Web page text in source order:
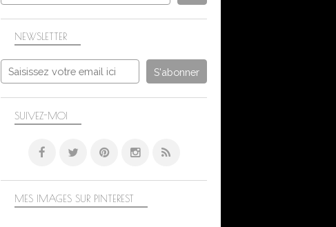
SAISON
FEUILLES
A PIC
NEWSLETTER
SUIVEZ-MOI
MES IMAGES SUR PINTEREST